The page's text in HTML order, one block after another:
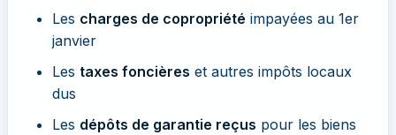
Les charges de copropriété impayées au 1er
janvier
Les taxes foncières et autres impôts locaux
dus
Les dépôts de garantie reçus pour les biens